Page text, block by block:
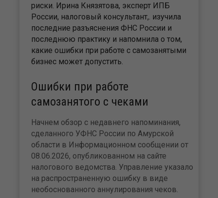
риски. Ирина Князятова, эксперт ИПБ
России, налоговый консультант,. изучила
последние разъяснения ФНС России и
последнюю практику и напомнила о том,
какие ошибки при работе с самозанятыми
бизнес может допустить.
Ошибки при работе
самозанятого с чеками
Начнем обзор с недавнего напоминания,
сделанного УФНС России по Амурской
области в Информационном сообщении от
08.06.2026, опубликованном на сайте
налогового ведомства. Управление указало
на распространенную ошибку в виде
необоснованного аннулирования чеков.